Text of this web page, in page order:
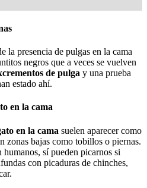
la presencia de pulgas en la cama
negros que a veces se vuelven
de pulga y una prueba
estado ahí.
en la cama
en la cama suelen aparecer como
zonas bajas como tobillos o piernas.
sí pueden picarnos si
con picaduras de chinches,